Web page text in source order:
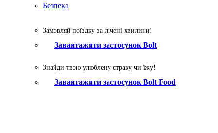
Безпека
Замовляй поїздку за лічені хвилини!
Завантажити застосунок Bolt
Знайди твою улюблену страву чи їжу!
Завантажити застосунок Bolt Food